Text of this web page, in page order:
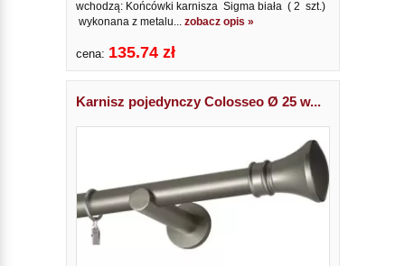
wchodzą: Końcówki karnisza Sigma biała ( 2 szt.)
wykonana z metalu... zobacz opis »
cena: 135.74 zł
Karnisz pojedynczy Colosseo Ø 25 w...